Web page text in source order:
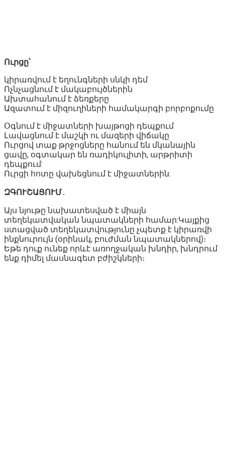
Ուրցը՝
կիրառվում է եղունգների սնկի դեմ
Ոչնչացնում է մակաբույծներին
Ախտահանում է ձեռքերը
Ազատում է միզուղիների համակարգի բորբոքումը
Օգնում է միջատների խայթոցի դեպքում
Լավացնում է մաշկի ու մազերի վիճակը
Ուրցով տաք թրջոցները հանում են մկանային
ցավը, օգտակար են ռադիկուլիտի, արթրիտի
դեպքում:
Ուրցի հոտը վախեցնում է միջատներին:
ԶԳՈՒՇԱՑՈՒՄ․
Այս նյութը նախատեսված է միայն
տեղեկատվական նպատակների համար:Կայքից
ստացված տեղեկատվությունը չպետք է կիրառվի
ինքնուրույն (օրինակ, բուժման նպատակներով)։
Եթե դուք ունեք որևէ առողջական խնդիր, խնդրում
ենք դիմել մասնագետ բժիշկների։